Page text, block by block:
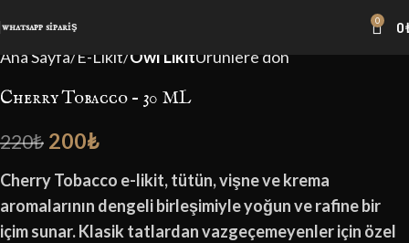
whatsapp sipariş 0 0
-9%
Ana Sayfa E-Likit Owl LikitÜrünlere dön
Cherry Tobacco – 30 ML
220₺ 200₺
Cherry Tobacco e-likit, tütün, vişne ve krema
aromalarının dengeli birleşimiyle yoğun ve rafine bir
içim sunar. Klasik tatlardan vazgeçemeyenler için özel